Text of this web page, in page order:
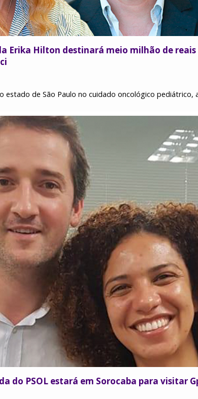
Erika Hilton destinará meio milhão de
estado de São Paulo no cuidado oncológico pediátrico,
do PSOL estará em Sorocaba para visitar